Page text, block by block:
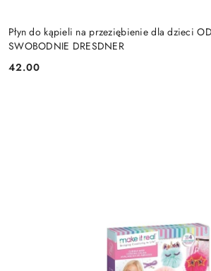
Płyn do kąpieli na przeziębienie dla dzieci
SWOBODNIE DRESDNER
Cena:
42.00